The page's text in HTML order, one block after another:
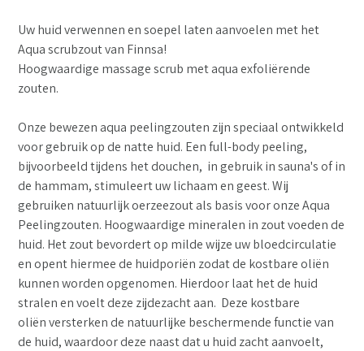
Uw huid verwennen en soepel laten aanvoelen met het
Aqua scrubzout van Finnsa!
Hoogwaardige massage scrub met aqua exfoliërende
zouten.
Onze bewezen aqua peelingzouten zijn speciaal ontwikkeld
voor gebruik op de natte huid. Een full-body peeling,
bijvoorbeeld tijdens het douchen, in gebruik in sauna's of in
de hammam, stimuleert uw lichaam en geest. Wij
gebruiken natuurlijk oerzeezout als basis voor onze Aqua
Peelingzouten. Hoogwaardige mineralen in zout voeden de
huid. Het zout bevordert op milde wijze uw bloedcirculatie
en opent hiermee de huidporiën zodat de kostbare oliën
kunnen worden opgenomen. Hierdoor laat het de huid
stralen en voelt deze zijdezacht aan. Deze kostbare
oliënversterken de natuurlijke beschermende functie van
de huid, waardoor deze naast dat u huid zacht aanvoelt,